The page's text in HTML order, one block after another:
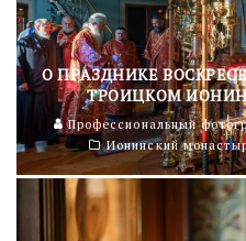
О ПРАЗДНИКЕ
ТРОИЦКОМ
Профессиональный
Ионинский